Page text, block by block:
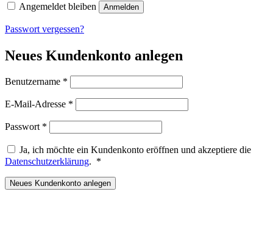
Angemeldet bleiben Anmelden
Passwort vergessen?
Neues Kundenkonto anlegen
Benutzername *
E-Mail-Adresse *
Passwort *
Ja, ich möchte ein Kundenkonto eröffnen und akzeptiere die
Datenschutzerklärung. *
Neues Kundenkonto anlegen